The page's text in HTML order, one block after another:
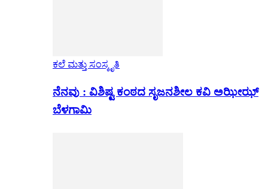
ಕಲೆ ಮತ್ತು ಸಂಸ್ಕೃತಿ
ನೆನವು : ವಿಶಿಷ್ಟ ಕಂಠದ ಸೃಜನಶೀಲ ಕವಿ ಅಝೀಝ್
ಬೆಳಗಾಮಿ